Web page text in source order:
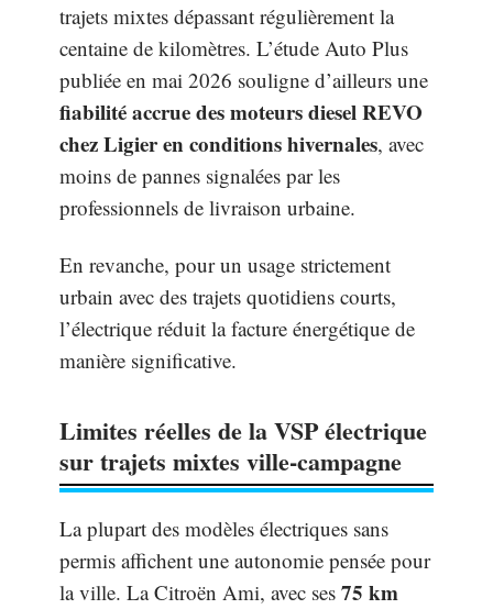
trajets mixtes dépassant régulièrement la
centaine de kilomètres. L’étude Auto Plus
publiée en mai 2026 souligne d’ailleurs une
fiabilité accrue des moteurs diesel REVO
chez Ligier en conditions hivernales, avec
moins de pannes signalées par les
professionnels de livraison urbaine.
En revanche, pour un usage strictement
urbain avec des trajets quotidiens courts,
l’électrique réduit la facture énergétique de
manière significative.
Limites réelles de la VSP électrique
sur trajets mixtes ville-campagne
La plupart des modèles électriques sans
permis affichent une autonomie pensée pour
la ville. La Citroën Ami, avec ses 75 km